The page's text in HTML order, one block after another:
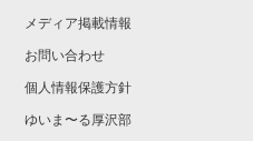
メディア掲載情報
お問い合わせ
個人情報保護方針
ゆいま〜る厚沢部